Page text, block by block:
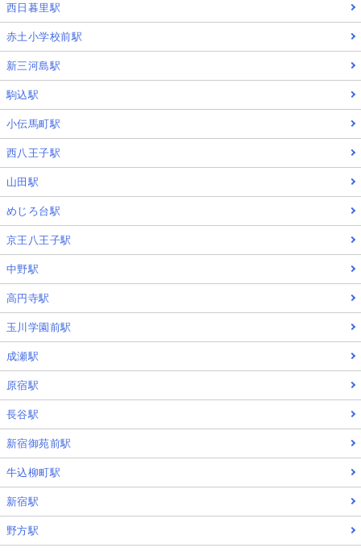
西日暮里駅
赤土小学校前駅
新三河島駅
駒込駅
小伝馬町駅
西八王子駅
山田駅
めじろ台駅
京王八王子駅
中野駅
高円寺駅
玉川学園前駅
成瀬駅
原宿駅
長谷駅
新宿御苑前駅
牛込柳町駅
新宿駅
野方駅